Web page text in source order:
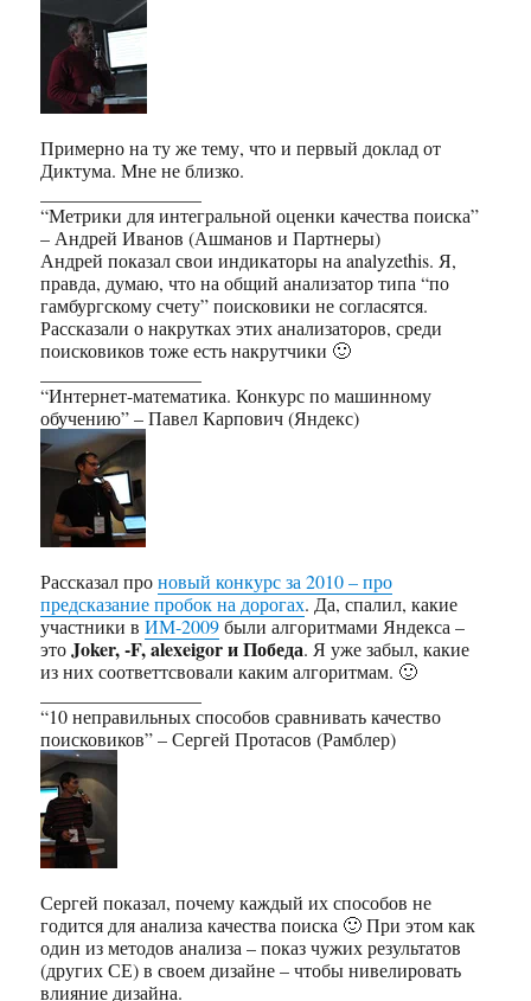
Примерно на ту же тему, что и первый доклад от
Диктума. Мне не близко.
“Метрики для интегральной оценки качества поиска”
– Андрей Иванов (Ашманов и Партнеры)
Андрей показал свои индикаторы на analyzethis. Я,
правда, думаю, что на общий анализатор типа “по
гамбургскому счету” поисковики не согласятся.
Рассказали о накрутках этих анализаторов, среди
поисковиков тоже есть накрутчики 🙂
“Интернет-математика. Конкурс по машинному
обучению” – Павел Карпович (Яндекс)
Рассказал проновый конкурс за 2010 – про
предсказание пробок на дорогах. Да, спалил, какие
участники вИМ-2009были алгоритмами Яндекса –
этоJoker, -F, alexeigor и Победа. Я уже забыл, какие
из них соответтсвовали каким алгоритмам. 🙂
“10 неправильных способов сравнивать качество
поисковиков” – Сергей Протасов (Рамблер)
Сергей показал, почему каждый их способов не
годится для анализа качества поиска 🙂 При этом как
один из методов анализа – показ чужих результатов
(других СЕ) в своем дизайне – чтобы нивелировать
влияние дизайна.